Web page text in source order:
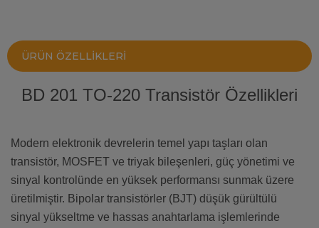
ÜRÜN ÖZELLIKLERI
BD 201 TO-220 Transistör Özellikleri
Modern elektronik devrelerin temel yapı taşları olan
transistör, MOSFET ve triyak bileşenleri, güç yönetimi ve
sinyal kontrolünde en yüksek performansı sunmak üzere
üretilmiştir. Bipolar transistörler (BJT) düşük gürültülü
sinyal yükseltme ve hassas anahtarlama işlemlerinde